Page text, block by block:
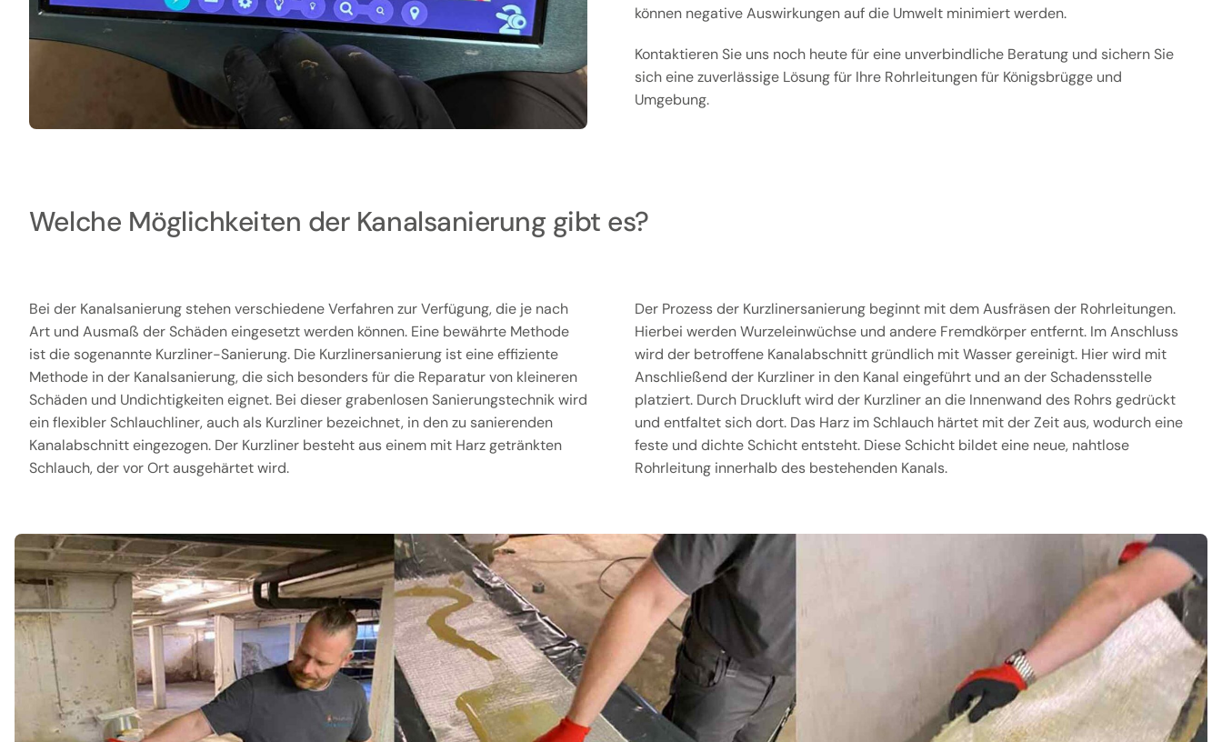
können negative Auswirkungen auf die Umwelt minimiert werden.
Kontaktieren Sie uns noch heute für eine unverbindliche Beratung und sichern Sie
sich eine zuverlässige Lösung für Ihre Rohrleitungen für Königsbrügge und
Umgebung.
Welche Möglichkeiten der Kanalsanierung gibt es?
Bei der Kanalsanierung stehen verschiedene Verfahren zur Verfügung, die je nach
Art und Ausmaß der Schäden eingesetzt werden können. Eine bewährte Methode
ist die sogenannte Kurzliner-Sanierung. Die Kurzlinersanierung ist eine effiziente
Methode in der Kanalsanierung, die sich besonders für die Reparatur von kleineren
Schäden und Undichtigkeiten eignet. Bei dieser grabenlosen Sanierungstechnik wird
ein flexibler Schlauchliner, auch als Kurzliner bezeichnet, in den zu sanierenden
Kanalabschnitt eingezogen. Der Kurzliner besteht aus einem mit Harz getränkten
Schlauch, der vor Ort ausgehärtet wird.
Der Prozess der Kurzlinersanierung beginnt mit dem Ausfräsen der Rohrleitungen.
Hierbei werden Wurzeleinwüchse und andere Fremdkörper entfernt. Im Anschluss
wird der betroffene Kanalabschnitt gründlich mit Wasser gereinigt. Hier wird mit
Anschließend der Kurzliner in den Kanal eingeführt und an der Schadensstelle
platziert. Durch Druckluft wird der Kurzliner an die Innenwand des Rohrs gedrückt
und entfaltet sich dort. Das Harz im Schlauch härtet mit der Zeit aus, wodurch eine
feste und dichte Schicht entsteht. Diese Schicht bildet eine neue, nahtlose
Rohrleitung innerhalb des bestehenden Kanals.